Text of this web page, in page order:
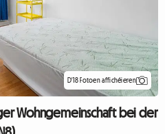
D'18 Fotoen affichéieren
Wohngemeinschaft bei der